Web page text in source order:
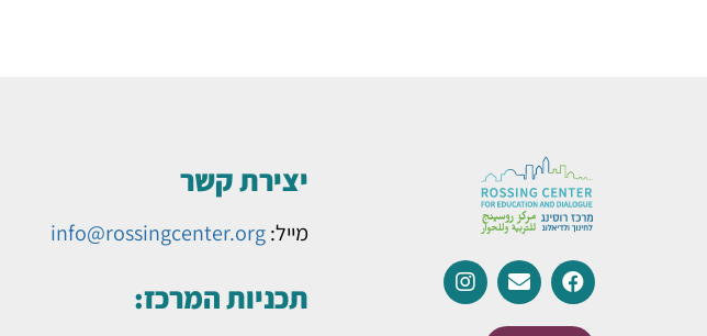
יצירת קשר
מייל:info@rossingcenter.org
תכניות המרכז: